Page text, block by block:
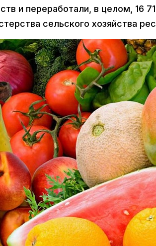
и переработали, в целом, 16
сельского хозяйства